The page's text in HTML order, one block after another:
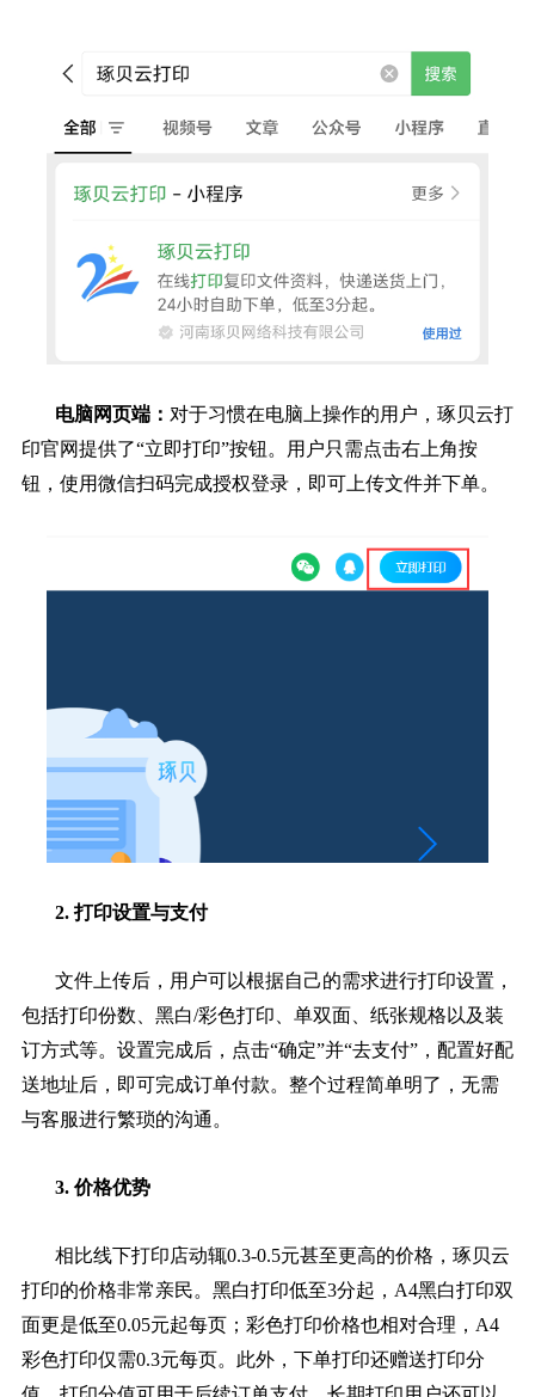
电脑网页端： 对于习惯在电脑上操作的用户，琢贝云打
印官网提供了“立即打印”按钮。用户只需点击右上角按
钮，使用微信扫码完成授权登录，即可上传文件并下单。
2. 打印设置与支付
文件上传后，用户可以根据自己的需求进行打印设置，
包括打印份数、黑白/彩色打印、单双面、纸张规格以及装
订方式等。设置完成后，点击“确定”并“去支付”，配置好配
送地址后，即可完成订单付款。整个过程简单明了，无需
与客服进行繁琐的沟通。
3. 价格优势
相比线下打印店动辄0.3-0.5元甚至更高的价格，琢贝云
打印的价格非常亲民。黑白打印低至3分起，A4黑白打印双
面更是低至0.05元起每页；彩色打印价格也相对合理，A4
彩色打印仅需0.3元每页。此外，下单打印还赠送打印分